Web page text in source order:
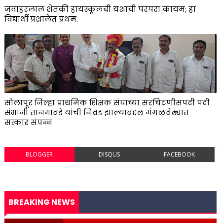
जवाहरलाल शेतकी हायस्कूलची यशाची परंपरा कायम; हा
विद्यार्थी प्रशालेत प्रथम.
सोलापूर जिल्हा प्राथमिक शिक्षक संघाच्या सरचिटणीसपदी पदी
संभाजी तानगावडे यांची निवड झाल्याबद्दल मंगळवेढ्यात
सत्कार संपन्न
BLOGGER DISQUS FACEBOOK
BREAKING NEWS